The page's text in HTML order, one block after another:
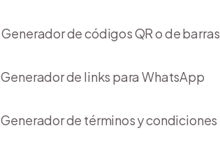
Generador de códigos QR o de barras
Generador de links para WhatsApp
Generador de términos y condiciones